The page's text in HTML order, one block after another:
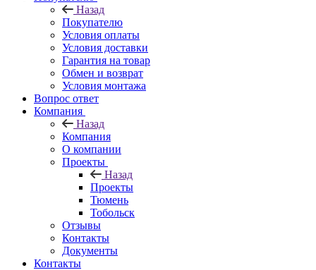
Назад
Покупателю
Условия оплаты
Условия доставки
Гарантия на товар
Обмен и возврат
Условия монтажа
Вопрос ответ
Компания
Назад
Компания
О компании
Проекты
Назад
Проекты
Тюмень
Тобольск
Отзывы
Контакты
Документы
Контакты